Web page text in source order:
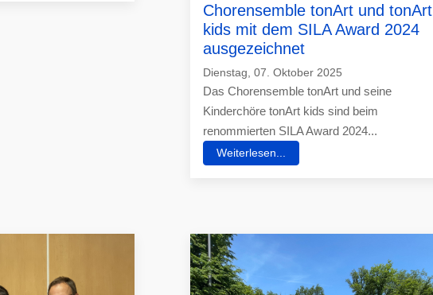
Chorensemble tonArt und tonArt
kids mit dem SILA Award 2024
ausgezeichnet
Dienstag, 07. Oktober 2025
Das Chorensemble tonArt und seine
Kinderchöre tonArt kids sind beim
renommierten SILA Award 2024...
Weiterlesen...